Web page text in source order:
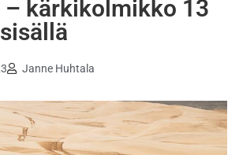
– kärkikolmikko 13
Janne Huhtala